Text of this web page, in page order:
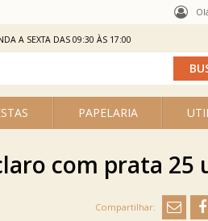
PAPELARIA
A SEXTA DAS 09:30 ÀS 17:00
com prata 25